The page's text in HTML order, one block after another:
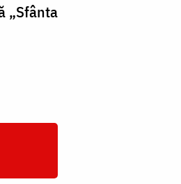
„Sfânta